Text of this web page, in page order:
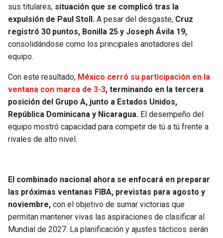
sus titulares, situación que se complicó tras la
expulsión de Paul Stoll. A pesar del desgaste, Cruz
registró 30 puntos, Bonilla 25 y Joseph Ávila 19,
consolidándose como los principales anotadores del
equipo.
Con este resultado, México cerró su participación en la
ventana con marca de 3-3, terminando en la tercera
posición del Grupo A, junto a Estados Unidos,
República Dominicana y Nicaragua. El desempeño del
equipo mostró capacidad para competir de tú a tú frente a
rivales de alto nivel.
El combinado nacional ahora se enfocará en preparar
las próximas ventanas FIBA, previstas para agosto y
noviembre, con el objetivo de sumar victorias que
permitan mantener vivas las aspiraciones de clasificar al
Mundial de 2027. La planificación y ajustes tácticos serán